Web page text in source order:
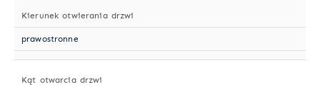
Kierunek otwierania drzwi
prawostronne
Kąt otwarcia drzwi